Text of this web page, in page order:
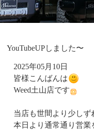
YouTubeUPしました〜
2025年05月10日
皆様こんばんは
Weed土山店です
当店も世間より少し
本日より通常通り営業